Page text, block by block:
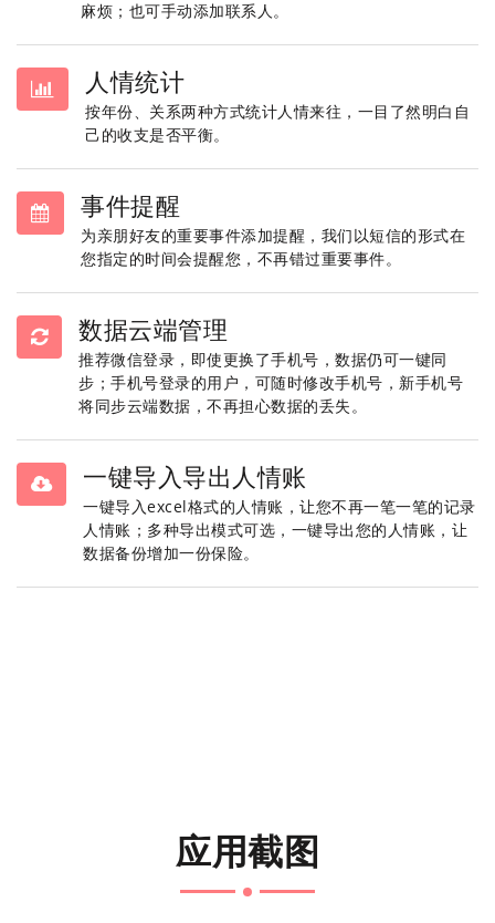
麻烦；也可手动添加联系人。
人情统计
按年份、关系两种方式统计人情来往，一目了然明白自
己的收支是否平衡。
事件提醒
为亲朋好友的重要事件添加提醒，我们以短信的形式在
您指定的时间会提醒您，不再错过重要事件。
数据云端管理
推荐微信登录，即使更换了手机号，数据仍可一键同
步；手机号登录的用户，可随时修改手机号，新手机号
将同步云端数据，不再担心数据的丢失。
一键导入导出人情账
一键导入excel格式的人情账，让您不再一笔一笔的记录
人情账；多种导出模式可选，一键导出您的人情账，让
数据备份增加一份保险。
应用截图